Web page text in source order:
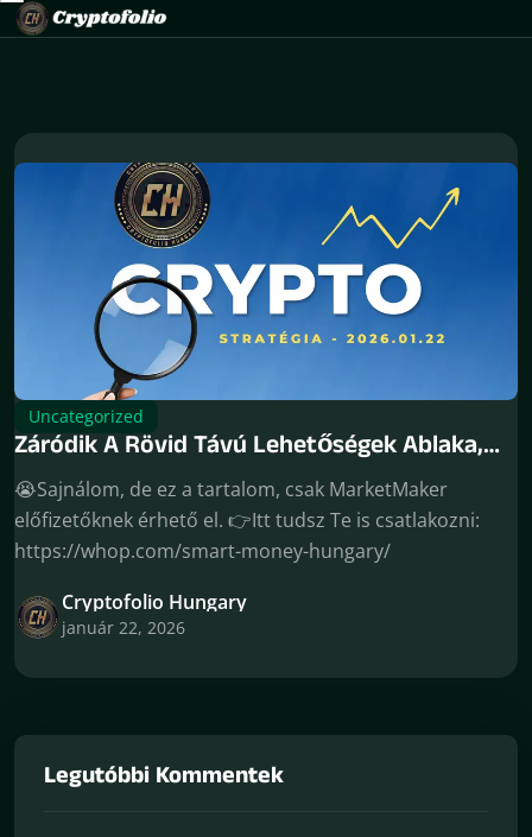
Uncategorized
Záródik A Rövid Távú Lehetőségek Ablaka,
Ideiglenes Nyomáscsökkentő Tényezők
Tűnnek Fel
😭Sajnálom, de ez a tartalom, csak MarketMaker
előfizetőknek érhető el. 👉Itt tudsz Te is csatlakozni:
https://whop.com/smart-money-hungary/
Cryptofolio Hungary
január 22, 2026
Legutóbbi Kommentek